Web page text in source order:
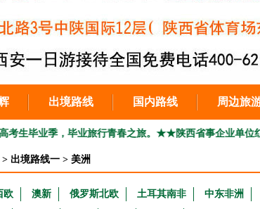
出境路线 国内路线 周边旅
季，毕业旅行青春之旅。★★陕西省事企业单位红色培训，
> 出境路线一 > 美洲
欧 澳新 俄罗斯北欧 土耳其南非 中东非洲